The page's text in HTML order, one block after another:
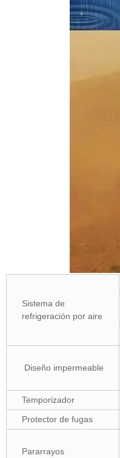
Sistema de
refrigeración por aire
Diseño impermeable
Temporizador
Protector de fugas
Pararrayos